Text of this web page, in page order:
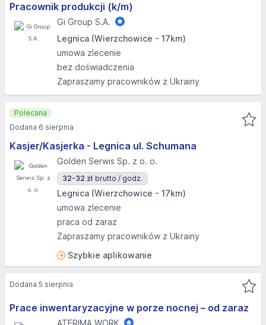
Pracownik produkcji (k/m)
Gi Group S.A.
Legnica (Wierzchowice - 17km)
umowa zlecenie
bez doświadczenia
Zapraszamy pracowników z Ukrainy
Kasjer/Kasjerka - Legnica ul. Schumana
Golden Serwis Sp. z o. o.
32-32 zł brutto / godz.
Legnica (Wierzchowice - 17km)
umowa zlecenie
praca od zaraz
Zapraszamy pracowników z Ukrainy
Szybkie aplikowanie
Polecana
Dodana 6 sierpnia
Prace inwentaryzacyjne w porze nocnej – od zaraz
ATERIMA WORK
Dodana 5 sierpnia